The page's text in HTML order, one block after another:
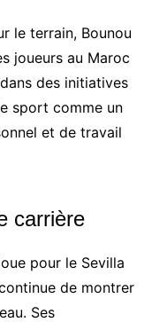
le terrain, Bounou
joueurs au Maroc
des initiatives
sport comme un
et de travail
carrière
pour le Sevilla
de montrer
Ses